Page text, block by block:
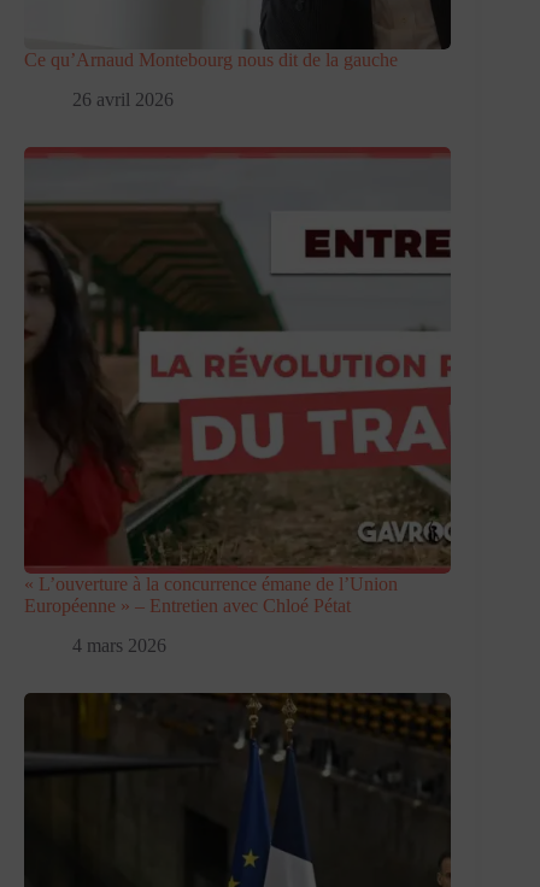
Ce qu’Arnaud Montebourg nous dit de la gauche
26 avril 2026
« L’ouverture à la concurrence émane de l’Union
Européenne » – Entretien avec Chloé Pétat
4 mars 2026